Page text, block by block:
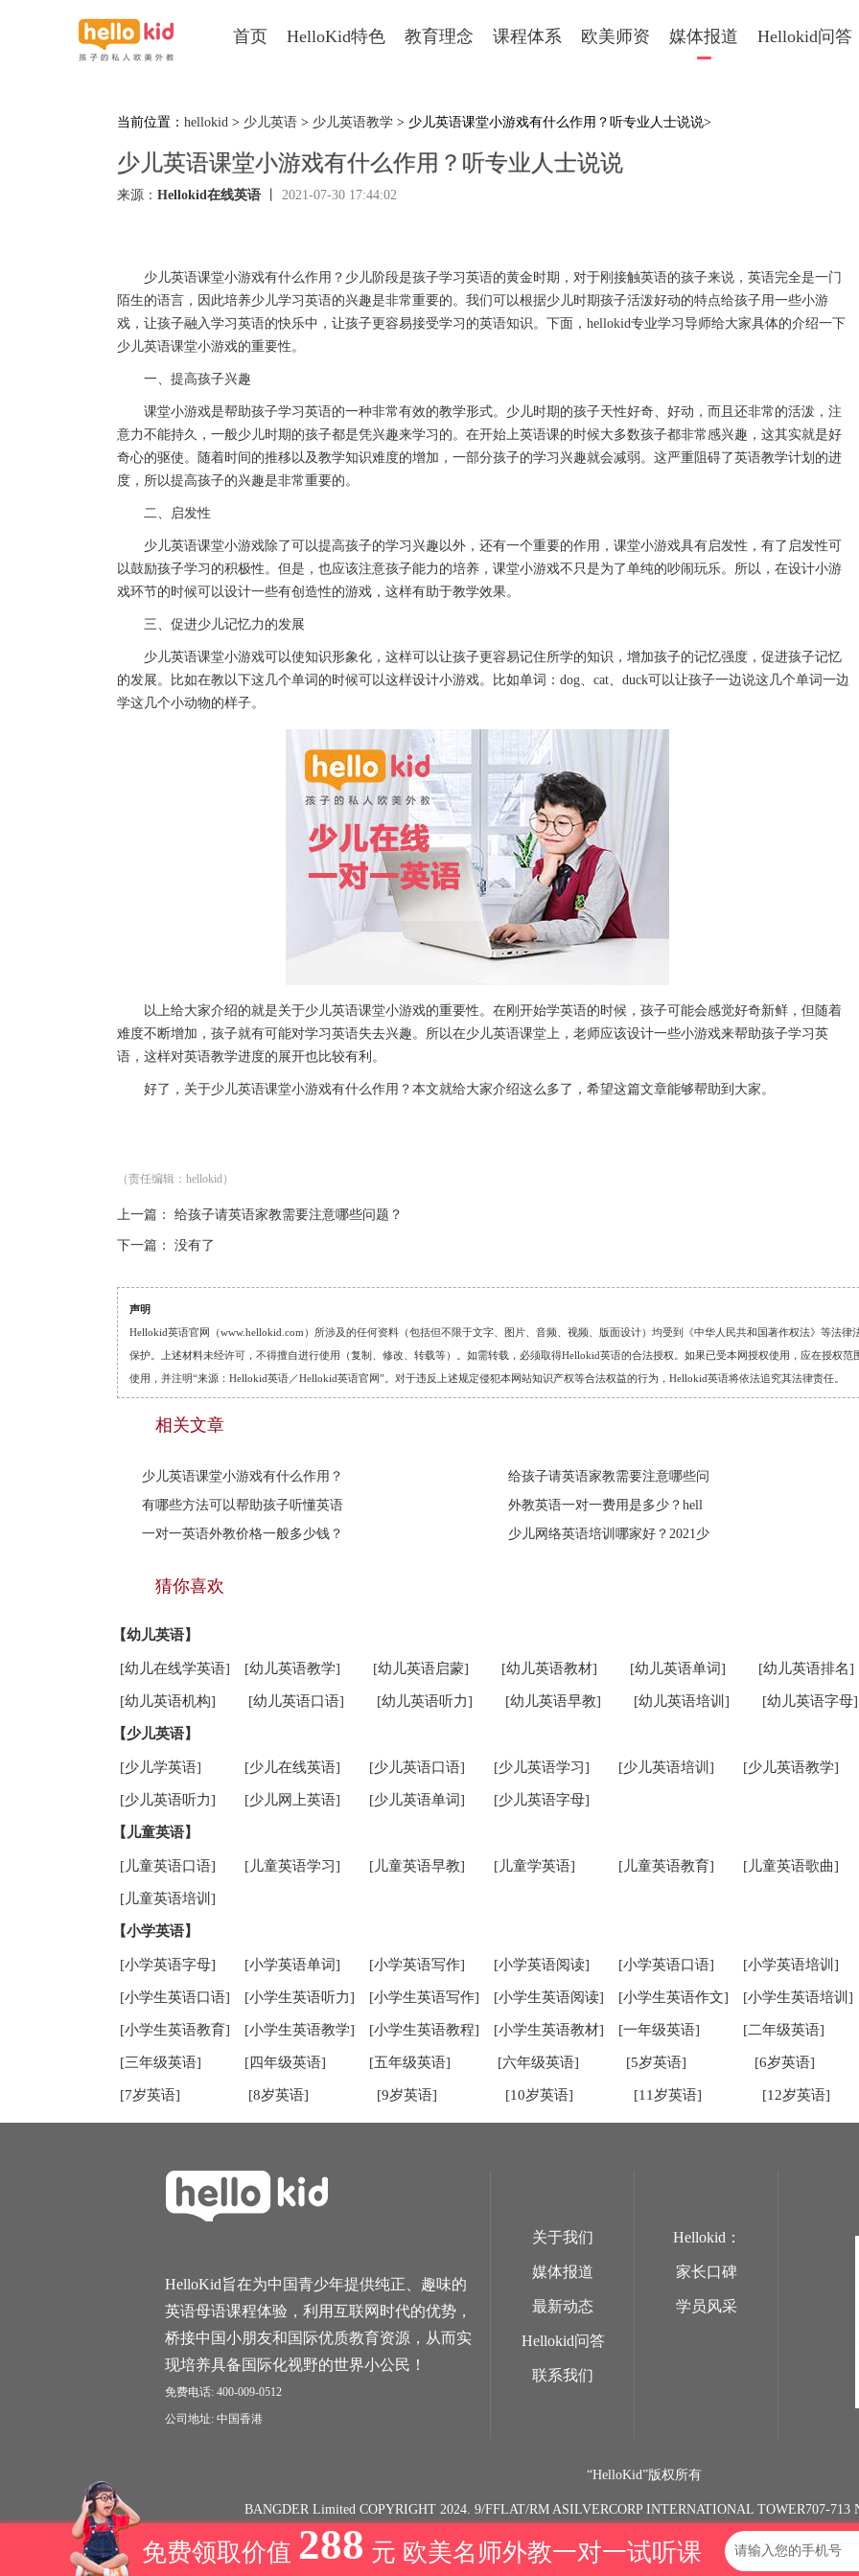
首页 HelloKid特色 教育理念 课程体系 欧美师资 媒体报道 Hellokid问答
当前位置： hellokid > 少儿英语 > 少儿英语教学 > 少儿英语课堂小游戏有什么作用？听专业人士说说>
少儿英语课堂小游戏有什么作用？听专业人士说说
来源： Hellokid在线英语 2021-07-30 17:44:02
少儿英语课堂小游戏有什么作用？少儿阶段是孩子学习英语的黄金时期，对于刚接触英语的孩子来说，英语完全是一门
陌生的语言，因此培养少儿学习英语的兴趣是非常重要的。我们可以根据少儿时期孩子活泼好动的特点给孩子用一些小游
戏，让孩子融入学习英语的快乐中，让孩子更容易接受学习的英语知识。下面，hellokid专业学习导师给大家具体的介绍一下
少儿英语课堂小游戏的重要性。
一、提高孩子兴趣
课堂小游戏是帮助孩子学习英语的一种非常有效的教学形式。少儿时期的孩子天性好奇、好动，而且还非常的活泼，注
意力不能持久，一般少儿时期的孩子都是凭兴趣来学习的。在开始上英语课的时候大多数孩子都非常感兴趣，这其实就是好
奇心的驱使。随着时间的推移以及教学知识难度的增加，一部分孩子的学习兴趣就会减弱。这严重阻碍了英语教学计划的进
度，所以提高孩子的兴趣是非常重要的。
二、启发性
少儿英语课堂小游戏除了可以提高孩子的学习兴趣以外，还有一个重要的作用，课堂小游戏具有启发性，有了启发性可
以鼓励孩子学习的积极性。但是，也应该注意孩子能力的培养，课堂小游戏不只是为了单纯的吵闹玩乐。所以，在设计小游
戏环节的时候可以设计一些有创造性的游戏，这样有助于教学效果。
三、促进少儿记忆力的发展
少儿英语课堂小游戏可以使知识形象化，这样可以让孩子更容易记住所学的知识，增加孩子的记忆强度，促进孩子记忆
的发展。比如在教以下这几个单词的时候可以这样设计小游戏。比如单词：dog、cat、duck可以让孩子一边说这几个单词一边
学这几个小动物的样子。
以上给大家介绍的就是关于少儿英语课堂小游戏的重要性。在刚开始学英语的时候，孩子可能会感觉好奇新鲜，但随着
难度不断增加，孩子就有可能对学习英语失去兴趣。所以在少儿英语课堂上，老师应该设计一些小游戏来帮助孩子学习英
语，这样对英语教学进度的展开也比较有利。
好了，关于少儿英语课堂小游戏有什么作用？本文就给大家介绍这么多了，希望这篇文章能够帮助到大家。
（责任编辑：hellokid）
上一篇： 给孩子请英语家教需要注意哪些问题？
下一篇： 没有了
声明
Hellokid英语官网（www.hellokid.com）所涉及的任何资料（包括但不限于文字、图片、音频、视频、版面设计）均受到《中华人民共和国著作权法》等法律
保护。上述材料未经许可，不得擅自进行使用（复制、修改、转载等）。如需转载，必须取得Hellokid英语的合法授权。如果已受本网授权使用，应在授权范
使用，并注明“来源：Hellokid英语／Hellokid英语官网”。对于违反上述规定侵犯本网站知识产权等合法权益的行为，Hellokid英语将依法追究其法律责任。
相关文章
少儿英语课堂小游戏有什么作用？
给孩子请英语家教需要注意哪些问
有哪些方法可以帮助孩子听懂英语
外教英语一对一费用是多少？hell
一对一英语外教价格一般多少钱？
少儿网络英语培训哪家好？2021少
猜你喜欢
【幼儿英语】
[幼儿在线学英语] [幼儿英语教学] [幼儿英语启蒙] [幼儿英语教材] [幼儿英语单词] [幼儿英语排名]
[幼儿英语机构] [幼儿英语口语] [幼儿英语听力] [幼儿英语早教] [幼儿英语培训] [幼儿英语字母]
【少儿英语】
[少儿学英语] [少儿在线英语] [少儿英语口语] [少儿英语学习] [少儿英语培训] [少儿英语教学]
[少儿英语听力] [少儿网上英语] [少儿英语单词] [少儿英语字母]
【儿童英语】
[儿童英语口语] [儿童英语学习] [儿童英语早教] [儿童学英语] [儿童英语教育] [儿童英语歌曲]
[儿童英语培训]
【小学英语】
[小学英语字母] [小学英语单词] [小学英语写作] [小学英语阅读] [小学英语口语] [小学英语培训]
[小学生英语口语] [小学生英语听力] [小学生英语写作] [小学生英语阅读] [小学生英语作文] [小学生英语培训]
[小学生英语教育] [小学生英语教学] [小学生英语教程] [小学生英语教材] [一年级英语] [二年级英语]
[三年级英语] [四年级英语] [五年级英语] [六年级英语] [5岁英语] [6岁英语]
[7岁英语] [8岁英语] [9岁英语] [10岁英语] [11岁英语] [12岁英语]
HelloKid旨在为中国青少年提供纯正、趣味的
英语母语课程体验，利用互联网时代的优势，
桥接中国小朋友和国际优质教育资源，从而实
现培养具备国际化视野的世界小公民！
免费电话: 400-009-0512
公司地址: 中国香港
关于我们
媒体报道
最新动态
Hellokid问答
联系我们
Hellokid：
家长口碑
学员风采
“HelloKid”版权所有
BANGDER Limited COPYRIGHT 2024. 9/FFLAT/RM ASILVERCORP INTERNATIONAL TOWER707-
免费领取价值 288 元 欧美名师外教一对一试听课